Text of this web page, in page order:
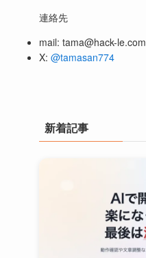
連絡先
mail: tama@hack-le.com
X: @tamasan774
新着記事